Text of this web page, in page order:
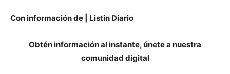
Con información de | Listin Diario
Obtén información al instante, únete a nuestra
comunidad digital